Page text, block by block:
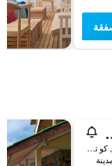
6/2 Moo 1, Bailan Bay, كو تشانغ, تايلاند